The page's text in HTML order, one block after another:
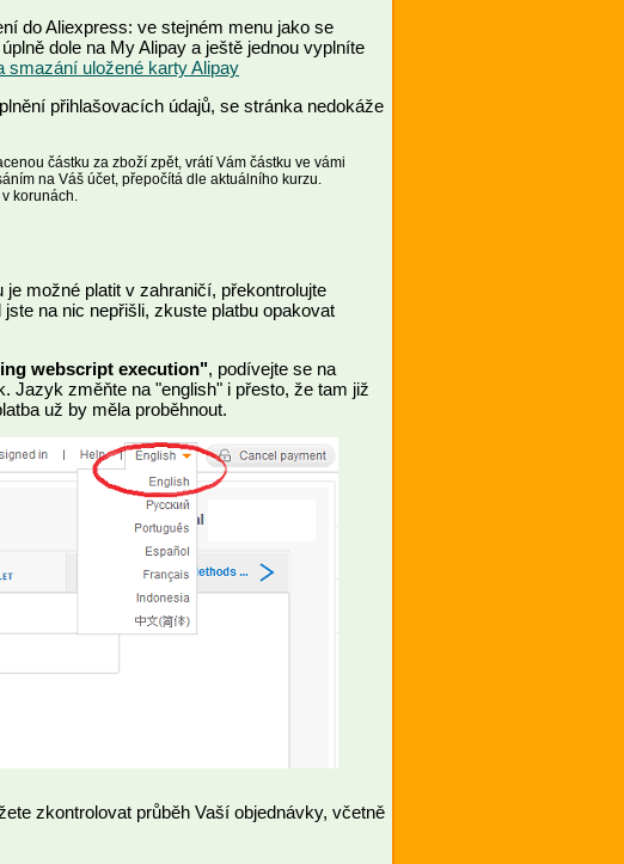
do Aliexpress: ve stejném menu jako se
dole na My Alipay a ještě jednou vyplníte
smazání uložené karty Alipay
přihlašovacích údajů, se stránka nedokáže
částku za zboží zpět, vrátí Vám částku ve vámi
na Váš účet, přepočítá dle aktuálního kurzu.
korunách.
možné platit v zahraničí, překontrolujte
na nic nepřišli, zkuste platbu opakovat
webscript execution", podívejte se na
Jazyk změňte na "english" i přesto, že tam již
už by měla proběhnout.
zkontrolovat průběh Vaší objednávky, včetně